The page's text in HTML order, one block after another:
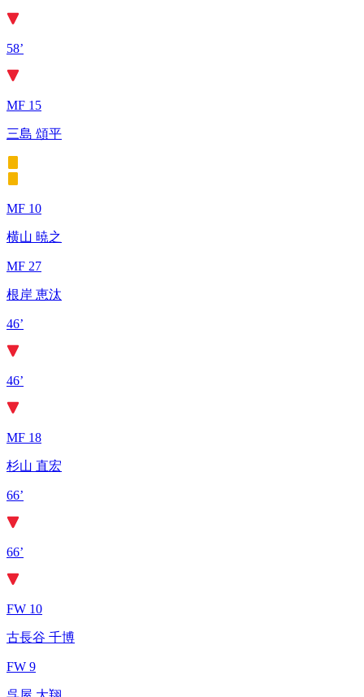
58’
MF 15
三島 頌平
MF 10
横山 暁之
MF 27
根岸 恵汰
46’
46’
MF 18
杉山 直宏
66’
66’
FW 10
古長谷 千博
FW 9